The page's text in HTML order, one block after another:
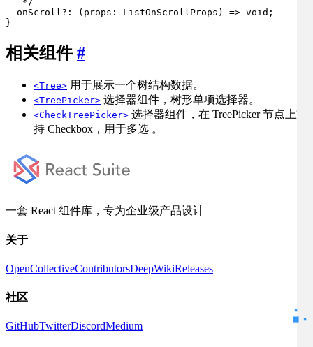
  onScroll?:
( props: ListOnScrollProps ) => void ;
}
相关组件 #
<Tree> 用于展示一个树结构数据。
<TreePicker> 选择器组件，树形单项选择器。
<CheckTreePicker> 选择器组件，在 TreePicker 节点上支
持 Checkbox，用于多选 。
一套 React 组件库，专为企业级产品设计
关于
OpenCollectiveContributorsDeepWikiReleases
社区
GitHubTwitterDiscordMedium